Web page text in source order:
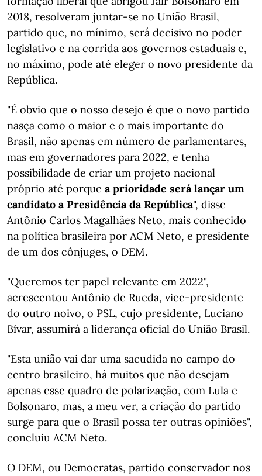
2018, resolveram juntar-se no União Brasil,
partido que, no mínimo, será decisivo no poder
legislativo e na corrida aos governos estaduais e,
no máximo, pode até eleger o novo presidente da
República.
"É obvio que o nosso desejo é que o novo partido
nasça como o maior e o mais importante do
Brasil, não apenas em número de parlamentares,
mas em governadores para 2022, e tenha
possibilidade de criar um projeto nacional
próprio até porque a prioridade será lançar um
candidato a Presidência da República", disse
Antônio Carlos Magalhães Neto, mais conhecido
na política brasileira por ACM Neto, e presidente
de um dos cônjuges, o DEM.
"Queremos ter papel relevante em 2022",
acrescentou Antônio de Rueda, vice-presidente
do outro noivo, o PSL, cujo presidente, Luciano
Bívar, assumirá a liderança oficial do União Brasil.
"Esta união vai dar uma sacudida no campo do
centro brasileiro, há muitos que não desejam
apenas esse quadro de polarização, com Lula e
Bolsonaro, mas, a meu ver, a criação do partido
surge para que o Brasil possa ter outras opiniões",
concluiu ACM Neto.
O DEM, ou Democratas, partido conservador nos